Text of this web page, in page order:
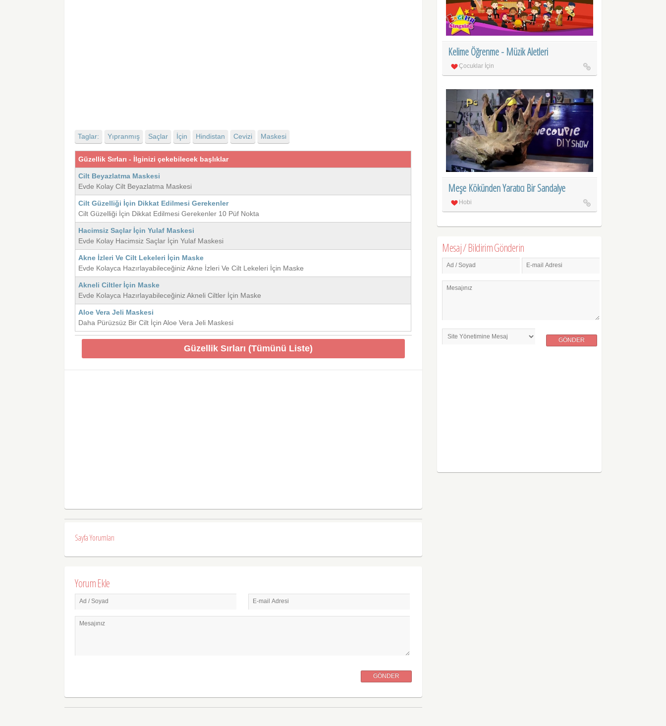
Taglar: Yıpranmış Saçlar İçin Hindistan Cevizi Maskesi
Güzellik Sırları - İlginizi çekebilecek başlıklar
Cilt Beyazlatma Maskesi
Evde Kolay Cilt Beyazlatma Maskesi
Cilt Güzelliği İçin Dikkat Edilmesi Gerekenler
Cilt Güzelliği İçin Dikkat Edilmesi Gerekenler 10 Püf Nokta
Hacimsiz Saçlar İçin Yulaf Maskesi
Evde Kolay Hacimsiz Saçlar İçin Yulaf Maskesi
Akne İzleri Ve Cilt Lekeleri İçin Maske
Evde Kolayca Hazırlayabileceğiniz Akne İzleri Ve Cilt Lekeleri İçin Maske
Akneli Ciltler İçin Maske
Evde Kolayca Hazırlayabileceğiniz Akneli Ciltler İçin Maske
Aloe Vera Jeli Maskesi
Daha Pürüzsüz Bir Cilt İçin Aloe Vera Jeli Maskesi
Güzellik Sırları (Tümünü Liste)
Sayfa Yorumları
Yorum Ekle
Ad / Soyad E-mail Adresi
Mesajınız
GÖNDER
Kelime Öğrenme - Müzik Aletleri
Çocuklar İçin
Meşe Kökünden Yaratıcı Bir Sandalye
Hobi
Mesaj / Bildirim Gönderin
Ad / Soyad E-mail Adresi
Mesajınız
GÖNDER